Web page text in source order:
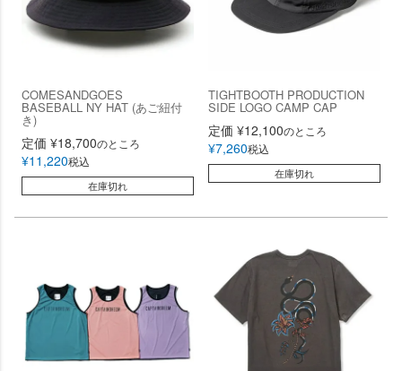
COMESANDGOES
BASEBALL NY HAT (あご紐付
き)
定価 ¥18,700のところ
¥11,220税込
在庫切れ
TIGHTBOOTH PRODUCTION
SIDE LOGO CAMP CAP
定価 ¥12,100のところ
¥7,260税込
在庫切れ